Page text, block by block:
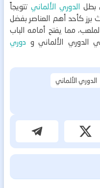
بطل الدوري الألماني تتويجاً
برز كأحد أهم العناصر بفضل
مما يفتح أمامه الباب
الألماني و دوري
الدوري الألماني